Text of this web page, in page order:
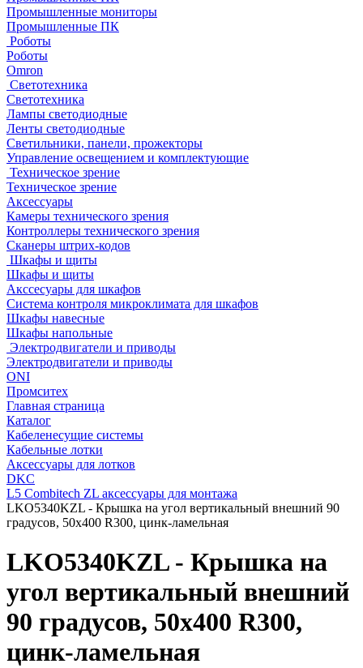
Промышленные мониторы
Промышленные ПК
Роботы
Роботы
Omron
Светотехника
Светотехника
Лампы светодиодные
Ленты светодиодные
Светильники, панели, прожекторы
Управление освещением и комплектующие
Техническое зрение
Техническое зрение
Аксессуары
Камеры технического зрения
Контроллеры технического зрения
Сканеры штрих-кодов
Шкафы и щиты
Шкафы и щиты
Акссесуары для шкафов
Система контроля микроклимата для шкафов
Шкафы навесные
Шкафы напольные
Электродвигатели и приводы
Электродвигатели и приводы
ONI
Промситех
Главная страница
Каталог
Кабеленесущие системы
Кабельные лотки
Аксессуары для лотков
DKC
L5 Combitech ZL аксессуары для монтажа
LKO5340KZL - Крышка на угол вертикальный внешний 90
градусов, 50х400 R300, цинк-ламельная
LKO5340KZL - Крышка на
угол вертикальный внешний
90 градусов, 50х400 R300,
цинк-ламельная